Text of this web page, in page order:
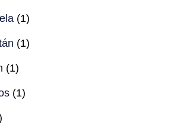
(1)
(1)
(1)
(1)